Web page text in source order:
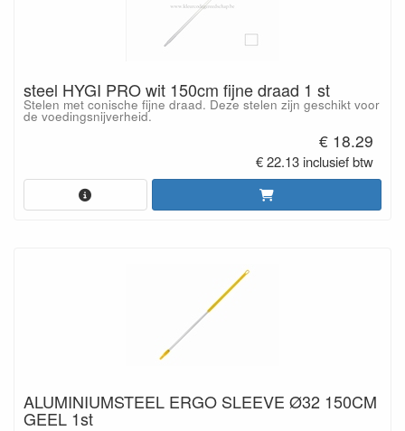
steel HYGI PRO wit 150cm fijne draad 1 st
Stelen met conische fijne draad. Deze stelen zijn geschikt voor
de voedingsnijverheid.
€ 18.29
€ 22.13 inclusief btw
ALUMINIUMSTEEL ERGO SLEEVE Ø32 150CM
GEEL 1st